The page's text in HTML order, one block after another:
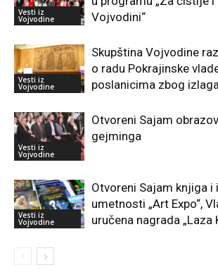
Vesti iz
Vojvodine
Vojvodini“
Vesti iz
Vojvodine
Skupština Vojvodine
o radu Pokrajinske
poslanicima zbog
Vesti iz
Vojvodine
Otvoreni Sajam
gejminga
Vesti iz
Vojvodine
Otvoreni Sajam knjiga i
umetnosti „Art Expo“,
uručena nagrada „Laza